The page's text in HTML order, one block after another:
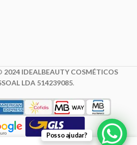
2024 IDEALBEAUTY COSMÉTICOS
LDA 514239085.
Posso ajudar?